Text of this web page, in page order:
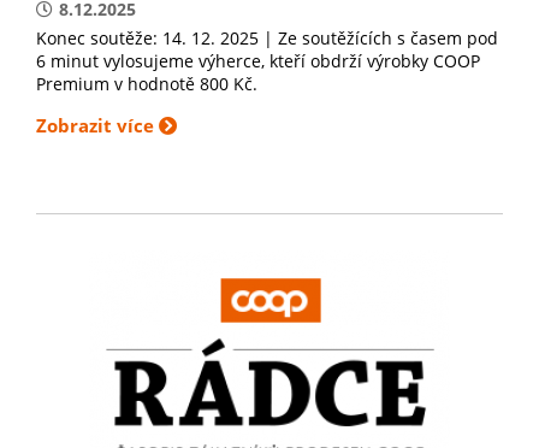
8.12.2025
Konec soutěže: 14. 12. 2025 | Ze soutěžících s časem pod
6 minut vylosujeme výherce, kteří obdrží výrobky COOP
Premium v hodnotě 800 Kč.
Zobrazit více